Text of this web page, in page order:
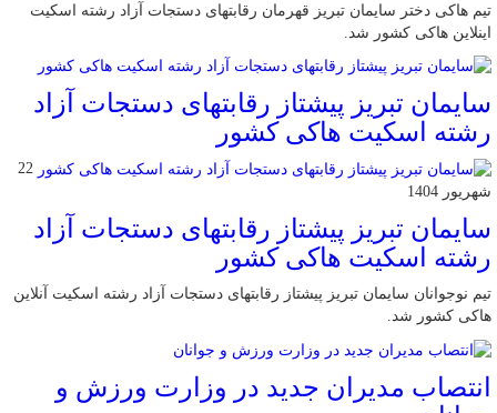
تیم هاکی دختر سایمان تبریز قهرمان رقابتهای دستجات آزاد رشته اسکیت
اینلاین هاکی کشور شد.
سایمان تبریز پیشتاز رقابتهای دستجات آزاد
رشته اسکیت هاکی کشور
22
شهریور 1404
سایمان تبریز پیشتاز رقابتهای دستجات آزاد
رشته اسکیت هاکی کشور
تیم نوجوانان سایمان تبریز پیشتاز رقابتهای دستجات آزاد رشته اسکیت آنلاین
هاکی کشور شد.
انتصاب مدیران جدید در وزارت ورزش و